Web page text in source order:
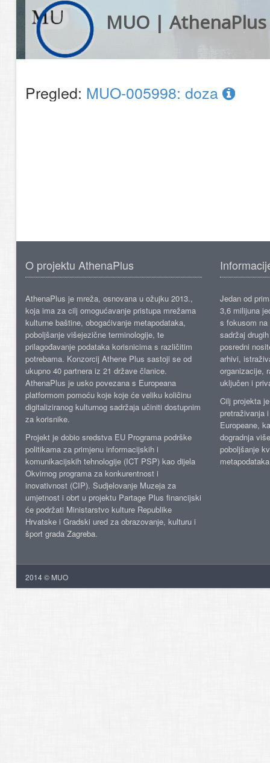
MUO | AthenaPlus
Pregled: MUO-005998: doza
O projektu AthenaPlus
AthenaPlus je mreža, osnovana u ožujku 2013.,
koja ima za cilj omogućavanje pristupa mrežama
kulturne baštine, obogaćivanje metapodataka,
poboljšanje višejezične terminologije, te
prilagođavanje podataka korisnicima s različitim
potrebama. Konzorcij Athene Plus sastoji se od
ukupno 40 partnera iz 21 države članice.
AthenaPlus je usko povezana s Europeana
platformom pomoću koje koje će veliku količinu
digitaliziranog kulturnog sadržaja učiniti dostupnim
za korisnike.
Projekt je dobio sredstva EU Programa podrške
politikama za primjenu informacijskih i
komunikacijskih tehnologije (ICT PSP) kao dijela
Okvirnog programa za konkurentnost i
inovativnost (CIP). Sudjelovanje Muzeja za
umjetnost i obrt u projektu Partage Plus financijski
će podržati Ministarstvo kulture Republike
Hrvatske i Gradski ured za obrazovanje, kulturu i
šport grada Zagreba.
Jedan od
3,6 milijuna
s fokusom
sadržaj
posredni
arhivi,
organizacije,
uključen i
Cilj projekta
pretraživanja
Europeane,
dogradnja
poboljšanje
2014 © MUO